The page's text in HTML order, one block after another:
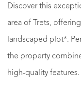
Discover this
area of Trets,
landscaped plot*. Perfect for a large family or entertaining,
the property
high-quality features.